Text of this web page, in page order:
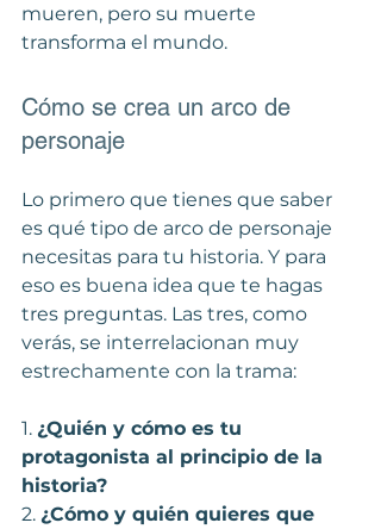
mueren, pero su muerte
transforma el mundo.
Cómo se crea un arco de
personaje
Lo primero que tienes que saber
es qué tipo de arco de personaje
necesitas para tu historia. Y para
eso es buena idea que te hagas
tres preguntas. Las tres, como
verás, se interrelacionan muy
estrechamente con la trama:
1. ¿Quién y cómo es tu
protagonista al principio de la
historia?
2. ¿Cómo y quién quieres que